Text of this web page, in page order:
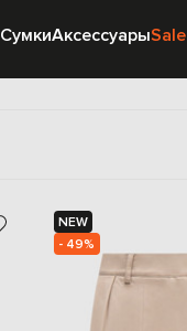
СумкиАксессуарыSale
NEW
- 49%